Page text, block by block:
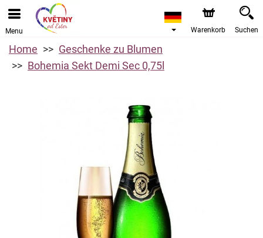
Menu Warenkorb Suchen
Home
Geschenke zu Blumen
Bohemia Sekt Demi Sec 0,75l